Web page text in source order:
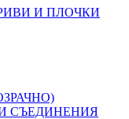
И ПЛОЧКИ
СЪЕДИНЕНИЯ